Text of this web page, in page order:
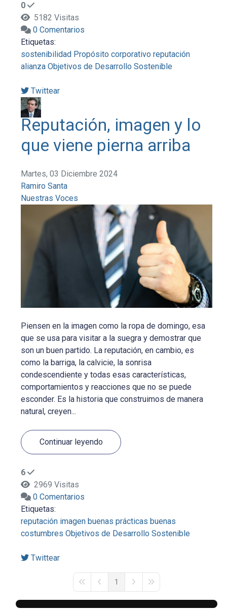
0
5182 Visitas
0 Comentarios
Etiquetas:
sostenibilidad Propósito corporativo reputación
alianza Objetivos de Desarrollo Sostenible
Twittear
Reputación, imagen y lo
que viene pierna arriba
Martes, 03 Diciembre 2024
Ramiro Santa
Nuestras Voces
Piensen en la imagen como la ropa de domingo, esa
que se usa para visitar a la suegra y demostrar que
son un buen partido. La reputación, en cambio, es
como la barriga, la calvicie, la sonrisa
condescendiente y todas esas características,
comportamientos y reacciones que no se puede
esconder. Es la historia que construimos de manera
natural, creyen...
Continuar leyendo
6
2969 Visitas
0 Comentarios
Etiquetas:
reputación imagen buenas prácticas buenas
costumbres Objetivos de Desarrollo Sostenible
Twittear
First PagePrevious Page
1
Next PageLast Page